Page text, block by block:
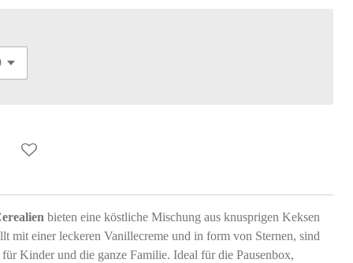
bieten eine köstliche Mischung aus knusprigen Keksen
mit einer leckeren Vanillecreme und in form von Sternen, sind
Kinder und die ganze Familie. Ideal für die Pausenbox,